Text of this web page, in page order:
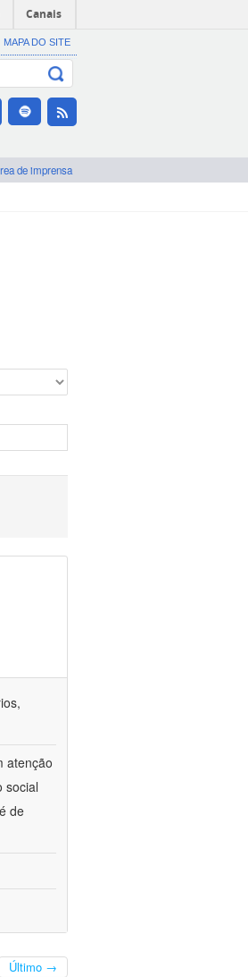
Canais
MAPA DO SITE
de imprensa
atenção
social
de
Último →